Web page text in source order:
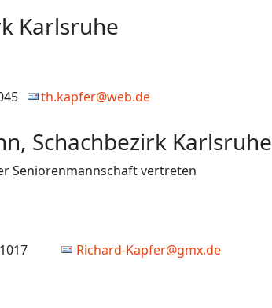
Karlsruhe
th.kapfer@web.de
Schachbezirk Karlsruhe
Seniorenmannschaft vertreten
Richard-Kapfer@gmx.de